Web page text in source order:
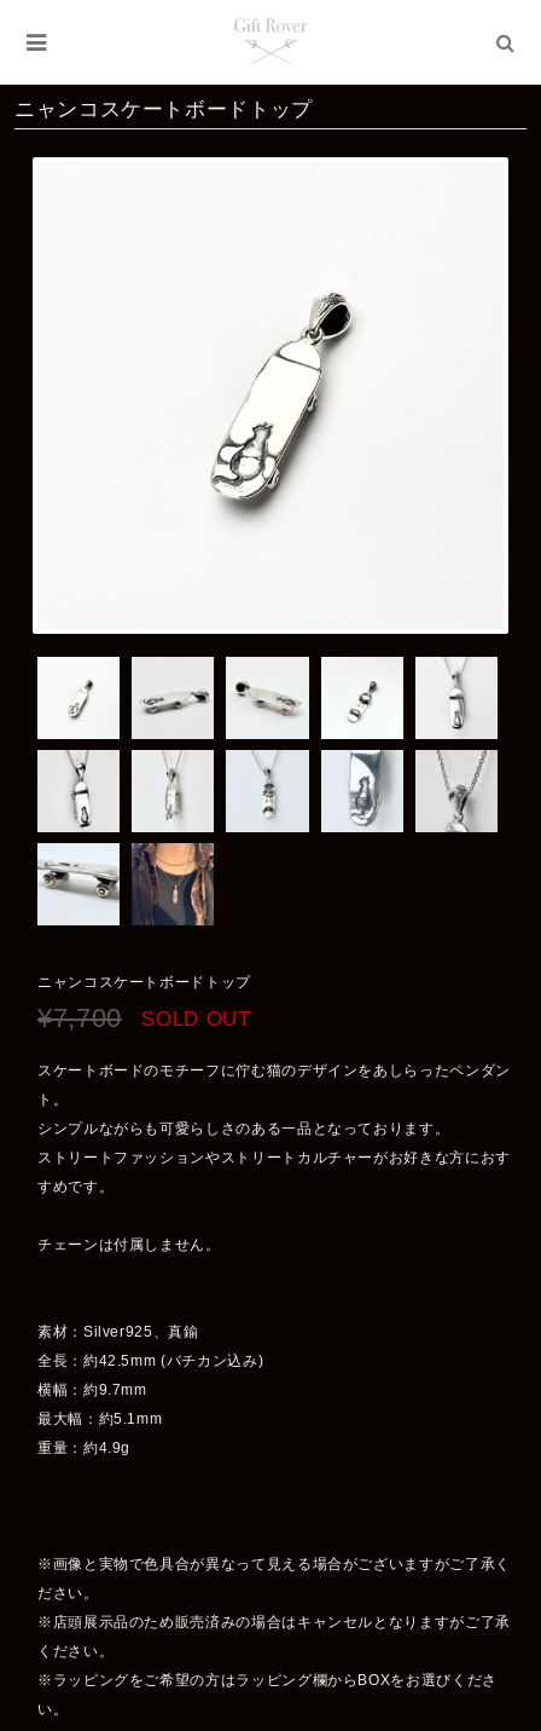
ニャンコスケートボードトップ
ニャンコスケートボードトップ
¥7,700 SOLD OUT
スケートボードのモチーフに佇む猫のデザインをあしらったペンダン
ト。
シンプルながらも可愛らしさのある一品となっております。
ストリートファッションやストリートカルチャーがお好きな方におす
すめです。
チェーンは付属しません。
素材：Silver925、真鍮
全長：約42.5mm (バチカン込み)
横幅：約9.7mm
最大幅：約5.1mm
重量：約4.9g
※画像と実物で色具合が異なって見える場合がございますがご了承く
ださい。
※店頭展示品のため販売済みの場合はキャンセルとなりますがご了承
ください。
※ラッピングをご希望の方はラッピング欄からBOXをお選びくださ
い。